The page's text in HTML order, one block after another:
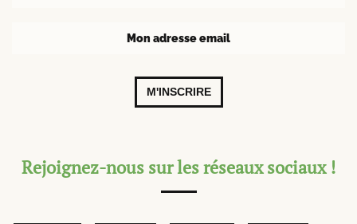
M'INSCRIRE
Rejoignez-nous sur les réseaux sociaux !